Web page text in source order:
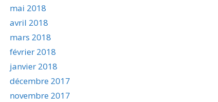
mai 2018
avril 2018
mars 2018
février 2018
janvier 2018
décembre 2017
novembre 2017